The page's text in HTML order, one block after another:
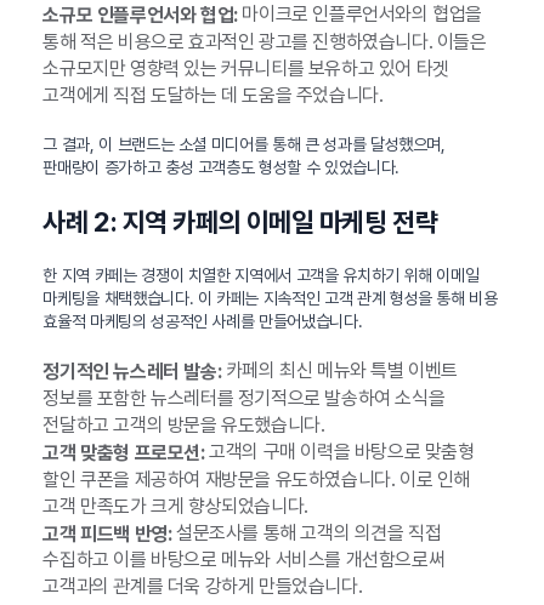
소규모 인플루언서와 협업:마이크로 인플루언서와의 협업을
통해 적은 비용으로 효과적인 광고를 진행하였습니다. 이들은
소규모지만 영향력 있는 커뮤니티를 보유하고 있어 타겟
고객에게 직접 도달하는 데 도움을 주었습니다.
그 결과, 이 브랜드는 소셜 미디어를 통해 큰 성과를 달성했으며,
판매량이 증가하고 충성 고객층도 형성할 수 있었습니다.
사례 2: 지역 카페의 이메일 마케팅 전략
한 지역 카페는 경쟁이 치열한 지역에서 고객을 유치하기 위해 이메일
마케팅을 채택했습니다. 이 카페는 지속적인 고객 관계 형성을 통해 비용
효율적 마케팅의 성공적인 사례를 만들어냈습니다.
정기적인 뉴스레터 발송:카페의 최신 메뉴와 특별 이벤트
정보를 포함한 뉴스레터를 정기적으로 발송하여 소식을
전달하고 고객의 방문을 유도했습니다.
고객 맞춤형 프로모션:고객의 구매 이력을 바탕으로 맞춤형
할인 쿠폰을 제공하여 재방문을 유도하였습니다. 이로 인해
고객 만족도가 크게 향상되었습니다.
고객 피드백 반영:설문조사를 통해 고객의 의견을 직접
수집하고 이를 바탕으로 메뉴와 서비스를 개선함으로써
고객과의 관계를 더욱 강하게 만들었습니다.